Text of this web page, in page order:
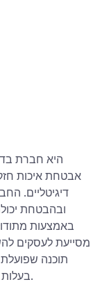
אבטחת איכות
דיגיטליים.
ובהבטחת
באמצעות
תוכנה
בעלות סיכון גבוה, בהן מהירות ויציבות הן קריטיות.